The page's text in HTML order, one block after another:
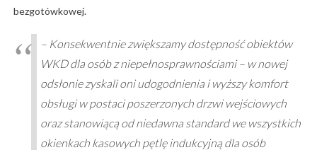
bezgotówkowej.
– Konsekwentnie zwiększamy dostępność obiektów
WKD dla osób z niepełnosprawnościami – w nowej
odsłonie zyskali oni udogodnienia i wyższy komfort
obsługi w postaci poszerzonych drzwi wejściowych
oraz stanowiącą od niedawna standard we wszystkich
okienkach kasowych pętlę indukcyjną dla osób